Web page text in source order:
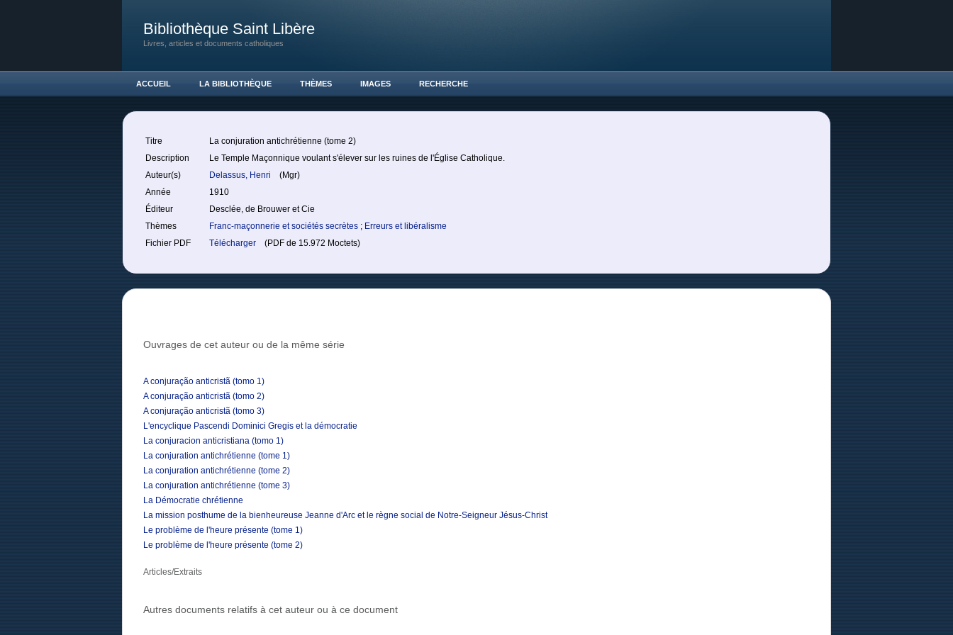
Bibliothèque Saint Libère
Livres, articles et documents catholiques
ACCUEIL LA BIBLIOTHÈQUE THÈMES IMAGES RECHERCHE
Titre
La conjuration antichrétienne (tome 2)
Description
Le Temple Maçonnique voulant s'élever sur les ruines de l'Église Catholique.
Auteur(s)
Delassus, Henri
(Mgr)
Année
1910
Éditeur
Desclée, de Brouwer et Cie
Thèmes
Franc-maçonnerie et sociétés secrètes ; Erreurs et libéralisme
Fichier PDF
Télécharger (PDF de 15.972 Moctets)
Ouvrages de cet auteur ou de la même série
A conjuração anticristã (tomo 1)
A conjuração anticristã (tomo 2)
A conjuração anticristã (tomo 3)
L'encyclique Pascendi Dominici Gregis et la démocratie
La conjuracion anticristiana (tomo 1)
La conjuration antichrétienne (tome 1)
La conjuration antichrétienne (tome 2)
La conjuration antichrétienne (tome 3)
La Démocratie chrétienne
La mission posthume de la bienheureuse Jeanne d'Arc et le règne social de Notre-Seigneur Jésus-Christ
Le problème de l'heure présente (tome 1)
Le problème de l'heure présente (tome 2)
Articles/Extraits
Autres documents relatifs à cet auteur ou à ce document